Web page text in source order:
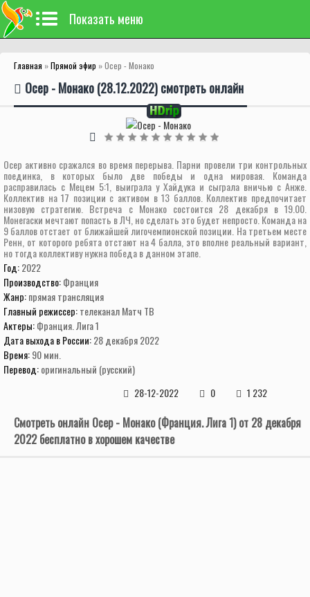
Показать меню
Главная »Прямой эфир » Осер - Монако
Осер - Монако (28.12.2022) смотреть онлайн
Осер активно сражался во время перерыва. Парни провели три контрольных
поединка, в которых было две победы и одна мировая. Команда
расправилась с Мецем 5:1, выиграла у Хайдука и сыграла вничью с Анже.
Коллектив на 17 позиции с активом в 13 баллов. Коллектив предпочитает
низовую стратегию. Встреча с Монако состоится 28 декабря в 19.00.
Монегаски мечтают попасть в ЛЧ, но сделать это будет непросто. Команда на
9 баллов отстает от ближайшей лигочемпионской позиции. На третьем месте
Ренн, от которого ребята отстают на 4 балла, это вполне реальный вариант,
но тогда коллективу нужна победа в данном этапе.
Год:2022
Производство:Франция
Жанр:прямая трансляция
Главный режиссер:телеканал Матч ТВ
Актеры:Франция. Лига 1
Дата выхода в России:28 декабря 2022
Время:90 мин.
Перевод:оригинальный (русский)
28-12-2022
0 1 232
Смотреть онлайн Осер - Монако (Франция. Лига 1) от 28 декабря
2022 бесплатно в хорошем качестве